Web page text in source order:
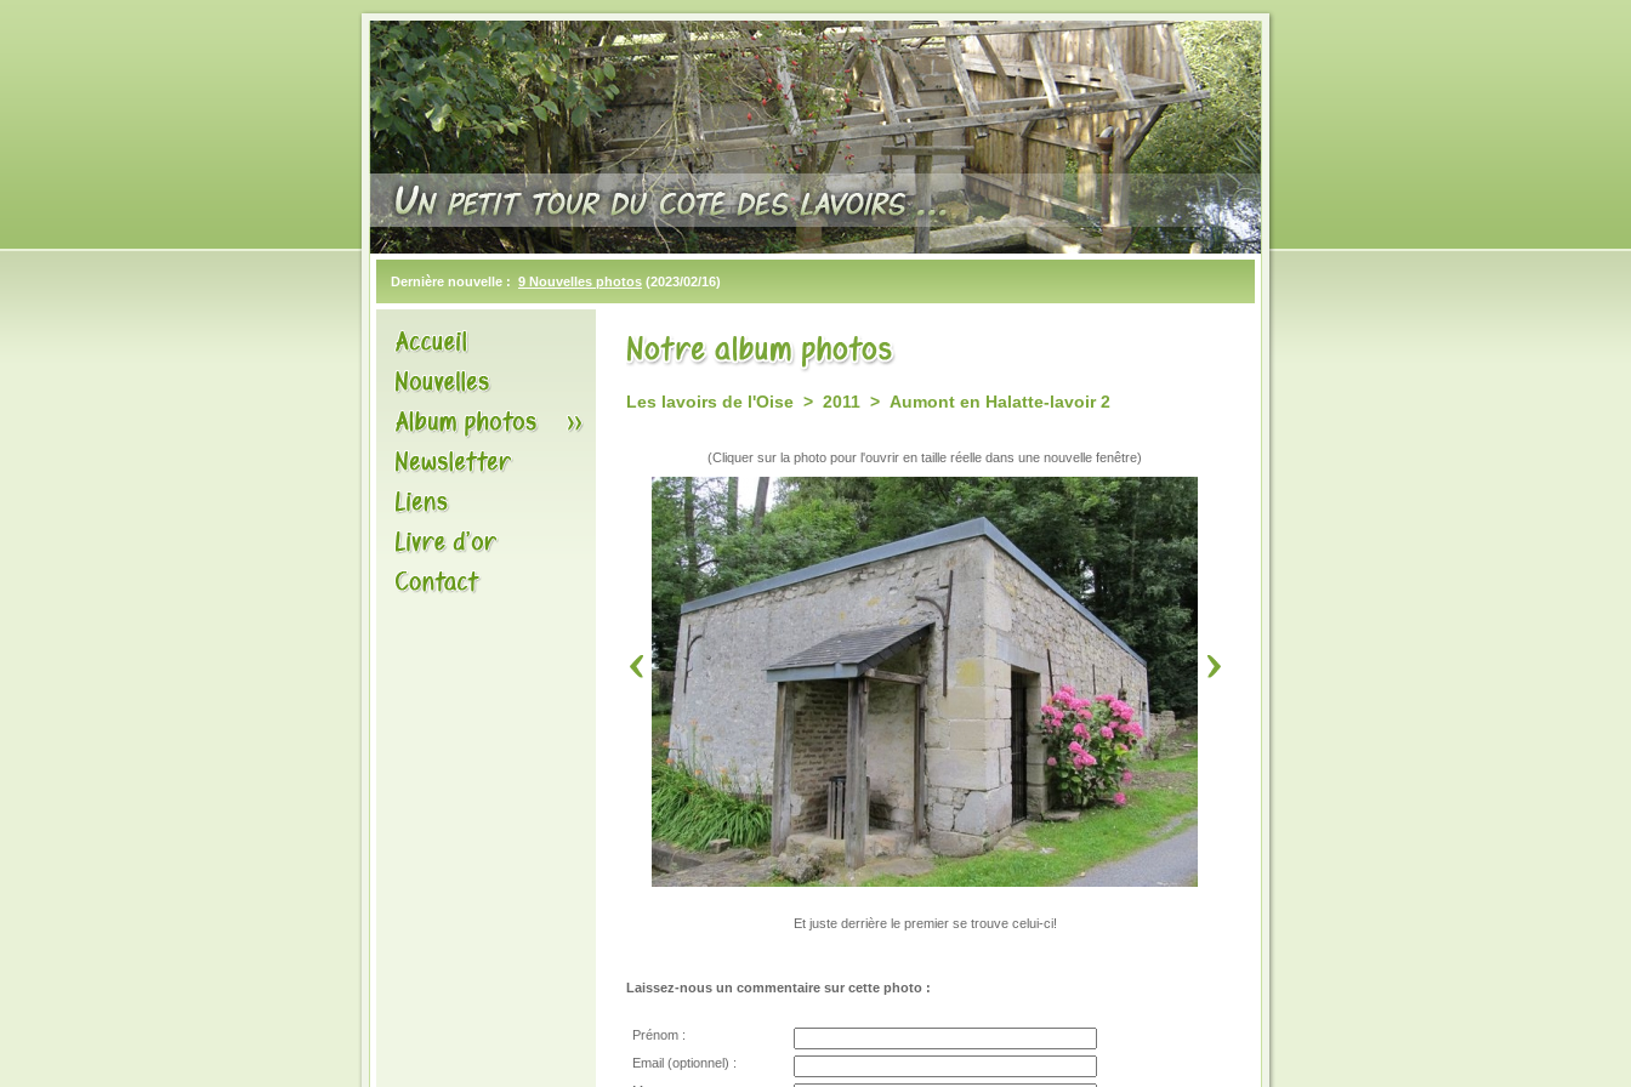
Dernière nouvelle : 9 Nouvelles photos (2023/02/16)
Les lavoirs de l'Oise > 2011 > Aumont en Halatte-lavoir 2
(Cliquer sur la photo pour l'ouvrir en taille réelle dans une nouvelle fenêtre)
Et juste derrière le premier se trouve celui-ci!
Laissez-nous un commentaire sur cette photo :
Prénom :
Email (optionnel) :